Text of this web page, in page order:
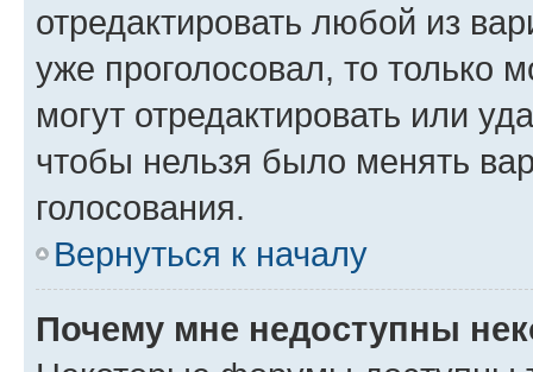
отредактировать любой из
уже проголосовал, то только
могут отредактировать или
чтобы нельзя было менять
голосования.
Вернуться к началу
Почему мне недоступны